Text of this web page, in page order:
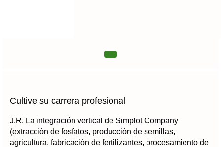
Cultive su carrera profesional
J.R. La integración vertical de Simplot Company
(extracción de fosfatos, producción de semillas,
agricultura, fabricación de fertilizantes, procesamiento de